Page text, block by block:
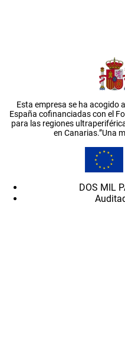
Esta empresa se ha acogido
España cofinanciadas con el
para las regiones
en Canarias.”Una
DOS MIL